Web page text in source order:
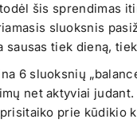
šis sprendimas
sluoksnis
tiek dieną,
6 sluoksnių
net aktyviai
prie kūdikio